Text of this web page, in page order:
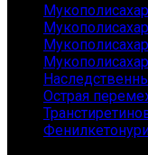
Острая